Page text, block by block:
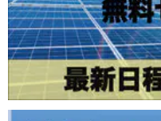
【S0158】 北海道白糠町/低